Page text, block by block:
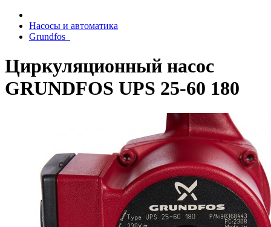
Насосы и автоматика
Grundfos_
Циркуляционный насос
GRUNDFOS UPS 25-60 180